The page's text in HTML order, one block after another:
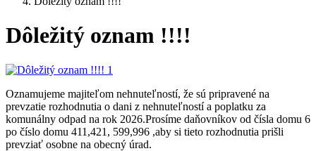
Dôležitý oznam !!!!
Oznamujeme majiteľom nehnuteľností, že sú pripravené na
prevzatie rozhodnutia o dani z nehnuteľností a poplatku za
komunálny odpad na rok 2026.Prosíme daňovníkov od čísla domu 6
po číslo domu 411,421, 599,996 ,aby si tieto rozhodnutia prišli
prevziať osobne na obecný úrad.